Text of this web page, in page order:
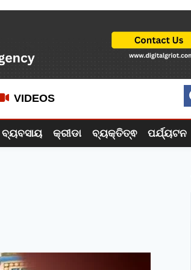
VIDEOS
ବ୍ୟବସାୟ କ୍ରୀଡା ବ୍ୟକ୍ତିତ୍ଵ ପର୍ଯ୍ୟଟନ